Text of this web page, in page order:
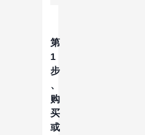
第
1
步
、
购
买
或